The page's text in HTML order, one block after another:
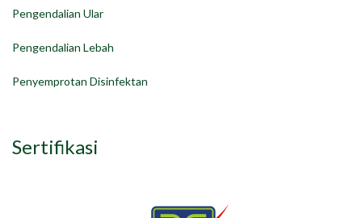
Pengendalian Ular
Pengendalian Lebah
Penyemprotan Disinfektan
Sertifikasi